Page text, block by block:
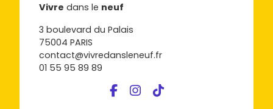
Vivre dans le neuf
3 boulevard du Palais
75004 PARIS
contact@vivredansleneuf.fr
01 55 95 89 89